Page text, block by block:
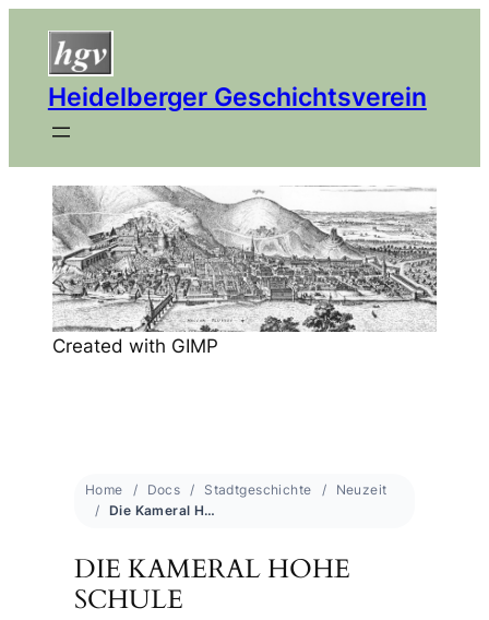
Heidelberger Geschichtsverein
Created with GIMP
Home Docs Stadtgeschichte
Neuzeit
Die Kameral Hohe Schule
DIE KAMERAL HOHE
SCHULE